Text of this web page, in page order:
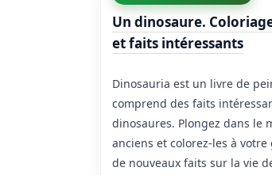
Un dinosaure.
et faits intéressants
Dinosauria est un livre de
comprend des faits
dinosaures. Plongez dans le
anciens et colorez-les à
de nouveaux faits sur la vie